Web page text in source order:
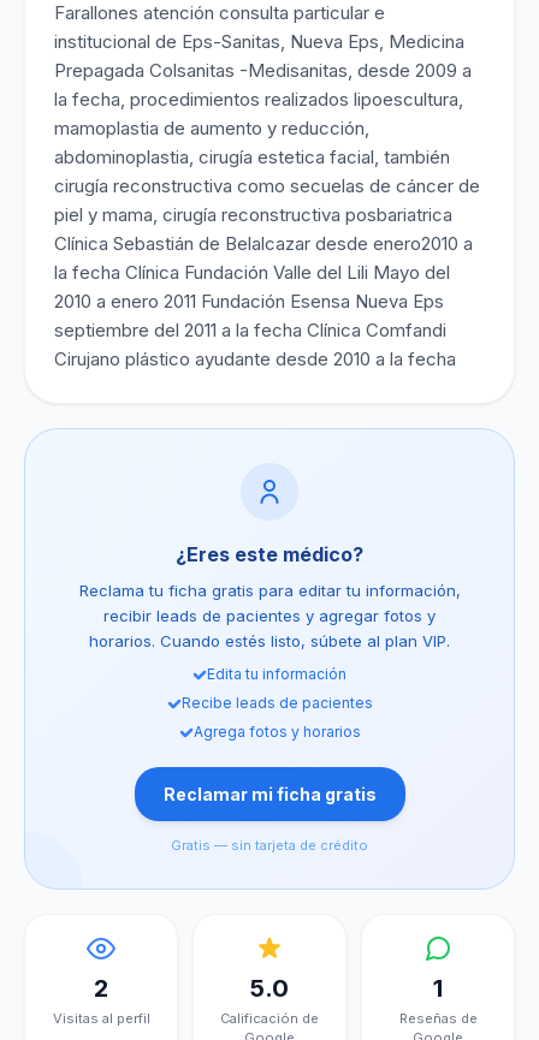
Farallones atención consulta particular e
institucional de Eps-Sanitas, Nueva Eps, Medicina
Prepagada Colsanitas -Medisanitas, desde 2009 a
la fecha, procedimientos realizados lipoescultura,
mamoplastia de aumento y reducción,
abdominoplastia, cirugía estetica facial, también
cirugía reconstructiva como secuelas de cáncer de
piel y mama, cirugía reconstructiva posbariatrica
Clínica Sebastián de Belalcazar desde enero2010 a
la fecha Clínica Fundación Valle del Lili Mayo del
2010 a enero 2011 Fundación Esensa Nueva Eps
septiembre del 2011 a la fecha Clínica Comfandi
Cirujano plástico ayudante desde 2010 a la fecha
¿Eres este médico?
Reclama tu ficha gratis para editar tu información,
recibir leads de pacientes y agregar fotos y
horarios. Cuando estés listo, súbete al plan VIP.
Edita tu información
Recibe leads de pacientes
Agrega fotos y horarios
Reclamar mi ficha gratis
Gratis — sin tarjeta de crédito
2
Visitas al perfil
5.0
Calificación de
1
Reseñas de